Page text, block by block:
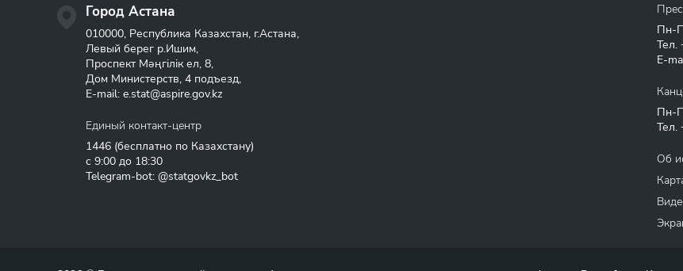
Город Астана
010000, Республика Казахстан, г.Астана,
Левый берег р.Ишим,
Проспект Мәңгілік ел, 8,
Дом Министерств, 4 подъезд,
E-mail: e.stat@aspire.gov.kz
Единый контакт-центр
1446 (бесплатно по Казахстану)
с 9:00 до 18:30
Telegram-bot: @statgovkz_bot
Пн-
Тел.
E-
Пн-
Тел.
Об